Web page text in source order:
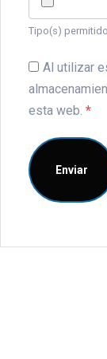
Tipo(s)
Al utilizar
esta web. *